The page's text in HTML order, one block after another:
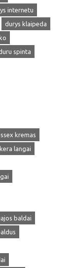
internetu
durys klaipeda
spinta
kremas
langai
baldai